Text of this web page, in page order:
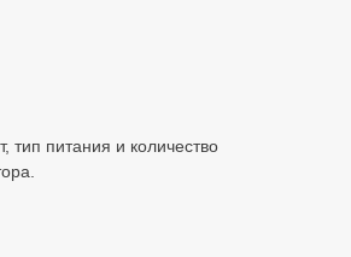
тип питания и количество